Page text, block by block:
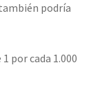
podría
por cada 1.000